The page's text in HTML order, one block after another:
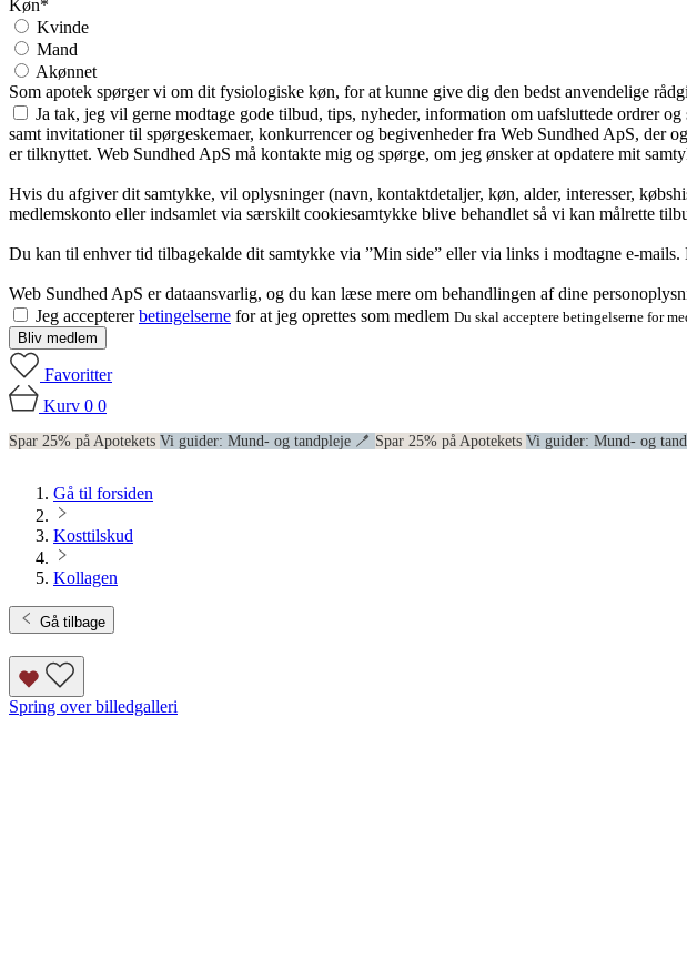
Køn*
Kvinde
Mand
Akønnet
Som apotek spørger vi om dit fysiologiske køn, for at kunne give dig den bedst anvendelige
Ja tak, jeg vil gerne modtage gode tilbud, tips, nyheder, information om uafsluttede ordrer
samt invitationer til spørgeskemaer, konkurrencer og begivenheder fra Web Sundhed ApS, der
er tilknyttet. Web Sundhed ApS må kontakte mig og spørge, om jeg ønsker at opdatere mit
Hvis du afgiver dit samtykke, vil oplysninger (navn, kontaktdetaljer, køn, alder, interesser,
medlemskonto eller indsamlet via særskilt cookiesamtykke blive behandlet så vi kan målrette
Du kan til enhver tid tilbagekalde dit samtykke via ”Min side” eller via links i modtagne e-
Web Sundhed ApS er dataansvarlig, og du kan læse mere om behandlingen af dine
Jeg acceptererbetingelserne for at jeg oprettes som medlem Du skal acceptere betingelserne for
Bliv medlem
Favoritter
Kurv 0 0
Spar 25% på Apotekets Vi guider: Mund- og tandpleje 🪥 Spar 25% på Apotekets Vi guider: Mund- og
Gå til forsiden
Kosttilskud
Kollagen
Gå tilbage
Spring over billedgalleri